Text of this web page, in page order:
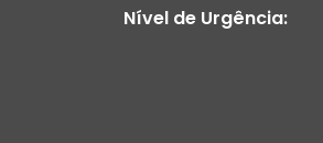
Nível de Urgência: